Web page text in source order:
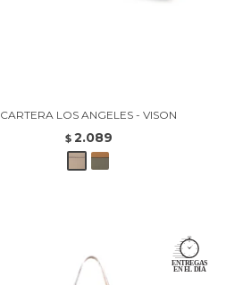
CARTERA LOS ANGELES - VISON
$ 2.089